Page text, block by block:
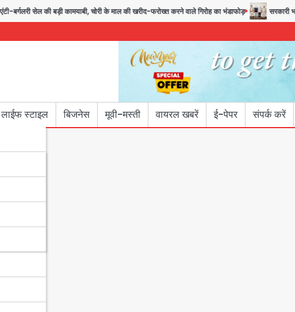
की बड़ी कामयाबी, चोरी के माल की खरीद-फरोख्त करने वाले गिरोह का भंडाफोड़ सरकारी भर्ती
लाईफ स्टाइल बिजनेस मूवी-मस्ती वायरल खबरें ई-पेपर संपर्क करें